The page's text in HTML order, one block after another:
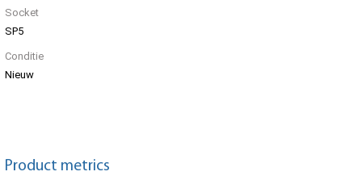
Socket
SP5
Conditie
Nieuw
Product metrics